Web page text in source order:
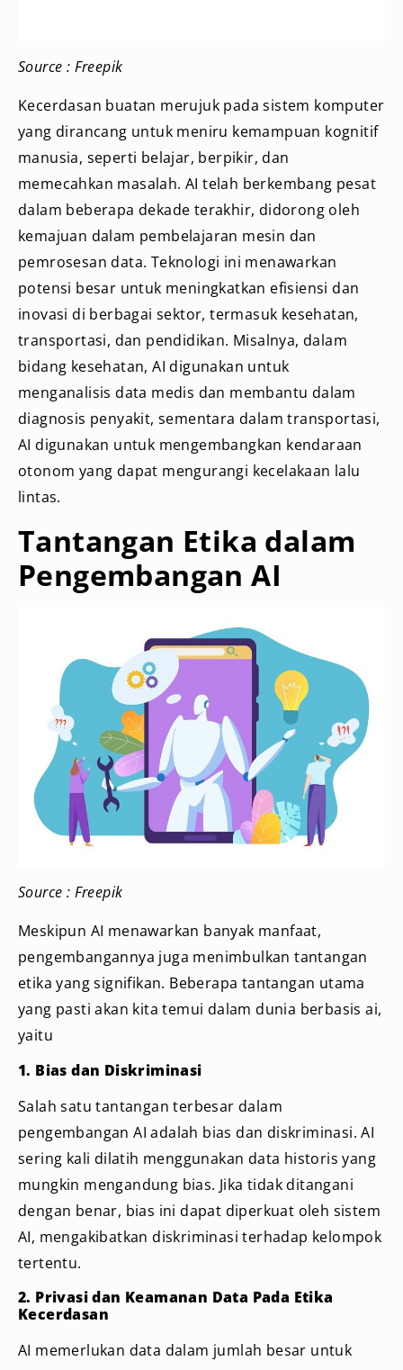
Source : Freepik
Kecerdasan buatan merujuk pada sistem komputer
yang dirancang untuk meniru kemampuan kognitif
manusia, seperti belajar, berpikir, dan
memecahkan masalah. AI telah berkembang pesat
dalam beberapa dekade terakhir, didorong oleh
kemajuan dalam pembelajaran mesin dan
pemrosesan data. Teknologi ini menawarkan
potensi besar untuk meningkatkan efisiensi dan
inovasi di berbagai sektor, termasuk kesehatan,
transportasi, dan pendidikan. Misalnya, dalam
bidang kesehatan, AI digunakan untuk
menganalisis data medis dan membantu dalam
diagnosis penyakit, sementara dalam transportasi,
AI digunakan untuk mengembangkan kendaraan
otonom yang dapat mengurangi kecelakaan lalu
lintas.
Tantangan Etika dalam
Pengembangan AI
Source : Freepik
Meskipun AI menawarkan banyak manfaat,
pengembangannya juga menimbulkan tantangan
etika yang signifikan. Beberapa tantangan utama
yang pasti akan kita temui dalam dunia berbasis ai,
yaitu
1. Bias dan Diskriminasi
Salah satu tantangan terbesar dalam
pengembangan AI adalah bias dan diskriminasi. AI
sering kali dilatih menggunakan data historis yang
mungkin mengandung bias. Jika tidak ditangani
dengan benar, bias ini dapat diperkuat oleh sistem
AI, mengakibatkan diskriminasi terhadap kelompok
tertentu.
2. Privasi dan Keamanan Data Pada Etika
Kecerdasan
AI memerlukan data dalam jumlah besar untuk